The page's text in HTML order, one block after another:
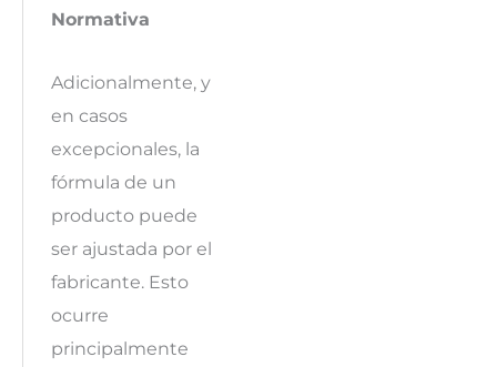
Normativa
Adicionalmente, y
en casos
excepcionales, la
fórmula de un
producto puede
ser ajustada por el
fabricante. Esto
ocurre
principalmente